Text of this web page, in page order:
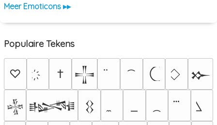
Meer Emoticons ▸▸
Populaire Tekens
♡ † 𒋲 𒁍
𒈔 𒈙 𒌐